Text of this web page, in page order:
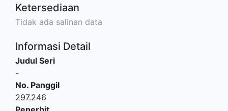
Ketersediaan
Tidak ada salinan data
Informasi Detail
Judul Seri
-
No. Panggil
297.246